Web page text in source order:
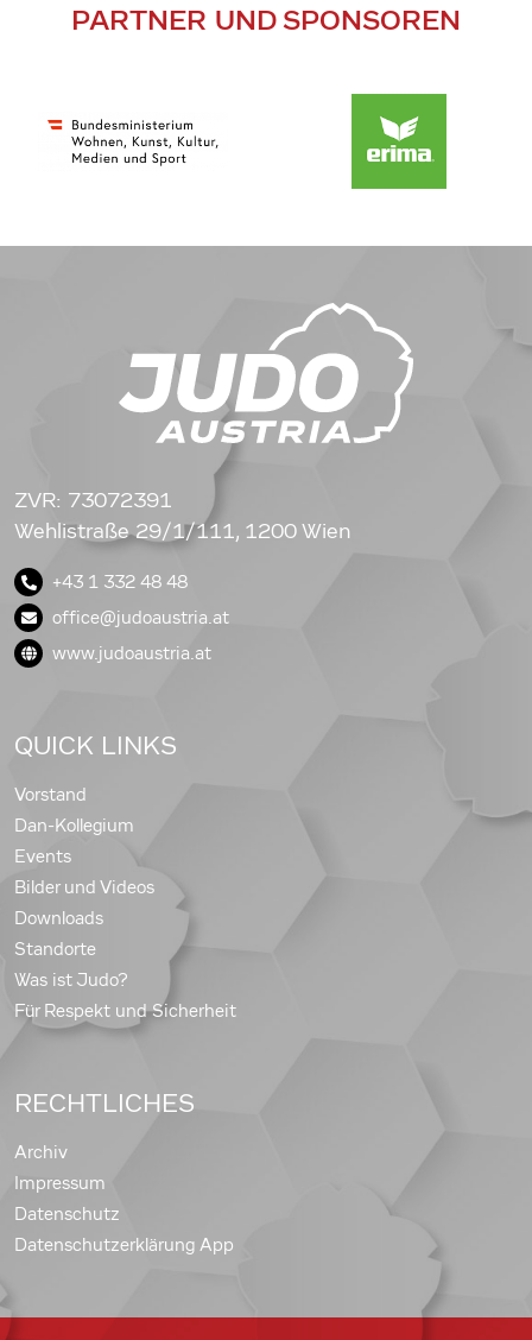
PARTNER UND SPONSOREN
ZVR: 73072391
Wehlistraße 29/1/111, 1200 Wien
+43 1 332 48 48
office@judoaustria.at
www.judoaustria.at
QUICK LINKS
Vorstand
Dan-Kollegium
Events
Bilder und Videos
Downloads
Standorte
Was ist Judo?
Für Respekt und Sicherheit
RECHTLICHES
Archiv
Impressum
Datenschutz
Datenschutzerklärung App